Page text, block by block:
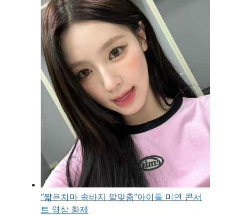
“짧은치마 속바지 깔맞춤”아이들 미연 콘서
트 영상 화제